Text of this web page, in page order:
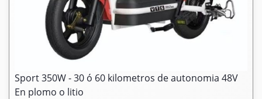
Sport 350W - 30 ó 60 kilometros de autonomia 48V
En plomo o litio